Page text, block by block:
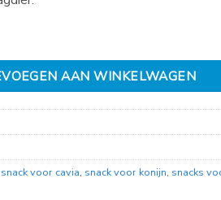
en Fruit 2 stuks aantal
AAN WINKELWAGEN
snack voor cavia, snack voor konijn, snacks